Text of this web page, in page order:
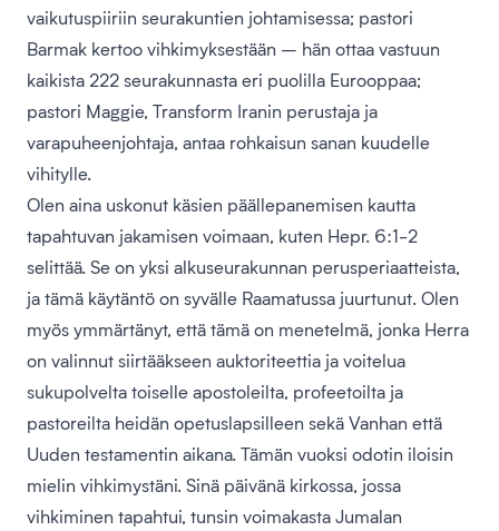
vaikutuspiiriin seurakuntien johtamisessa; pastori
Barmak kertoo vihkimyksestään – hän ottaa vastuun
kaikista 222 seurakunnasta eri puolilla Eurooppaa;
pastori Maggie, Transform Iranin perustaja ja
varapuheenjohtaja, antaa rohkaisun sanan kuudelle
vihitylle.
Olen aina uskonut käsien päällepanemisen kautta
tapahtuvan jakamisen voimaan, kuten Hepr. 6:1-2
selittää. Se on yksi alkuseurakunnan perusperiaatteista,
ja tämä käytäntö on syvälle Raamatussa juurtunut. Olen
myös ymmärtänyt, että tämä on menetelmä, jonka Herra
on valinnut siirtääkseen auktoriteettia ja voitelua
sukupolvelta toiselle apostoleilta, profeetoilta ja
pastoreilta heidän opetuslapsilleen sekä Vanhan että
Uuden testamentin aikana. Tämän vuoksi odotin iloisin
mielin vihkimystäni. Sinä päivänä kirkossa, jossa
vihkiminen tapahtui, tunsin voimakasta Jumalan